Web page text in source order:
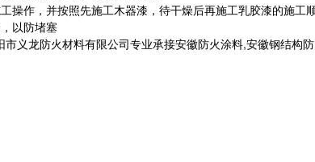
操作，并按照先施工木器漆，待干燥后再施工乳胶漆的施工
以防堵塞
义龙防火材料有限公司专业承接安徽防火涂料,安徽钢结构